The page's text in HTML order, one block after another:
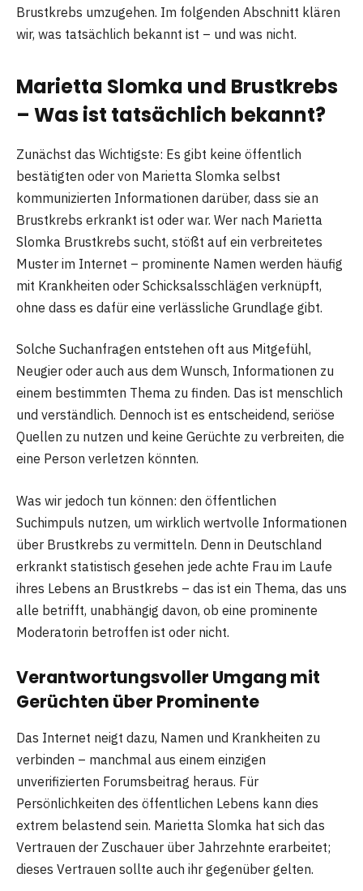
Brustkrebs umzugehen. Im folgenden Abschnitt klären
wir, was tatsächlich bekannt ist – und was nicht.
Marietta Slomka und Brustkrebs
– Was ist tatsächlich bekannt?
Zunächst das Wichtigste: Es gibt keine öffentlich
bestätigten oder von Marietta Slomka selbst
kommunizierten Informationen darüber, dass sie an
Brustkrebs erkrankt ist oder war. Wer nach Marietta
Slomka Brustkrebs sucht, stößt auf ein verbreitetes
Muster im Internet – prominente Namen werden häufig
mit Krankheiten oder Schicksalsschlägen verknüpft,
ohne dass es dafür eine verlässliche Grundlage gibt.
Solche Suchanfragen entstehen oft aus Mitgefühl,
Neugier oder auch aus dem Wunsch, Informationen zu
einem bestimmten Thema zu finden. Das ist menschlich
und verständlich. Dennoch ist es entscheidend, seriöse
Quellen zu nutzen und keine Gerüchte zu verbreiten, die
eine Person verletzen könnten.
Was wir jedoch tun können: den öffentlichen
Suchimpuls nutzen, um wirklich wertvolle Informationen
über Brustkrebs zu vermitteln. Denn in Deutschland
erkrankt statistisch gesehen jede achte Frau im Laufe
ihres Lebens an Brustkrebs – das ist ein Thema, das uns
alle betrifft, unabhängig davon, ob eine prominente
Moderatorin betroffen ist oder nicht.
Verantwortungsvoller Umgang mit
Gerüchten über Prominente
Das Internet neigt dazu, Namen und Krankheiten zu
verbinden – manchmal aus einem einzigen
unverifizierten Forumsbeitrag heraus. Für
Persönlichkeiten des öffentlichen Lebens kann dies
extrem belastend sein. Marietta Slomka hat sich das
Vertrauen der Zuschauer über Jahrzehnte erarbeitet;
dieses Vertrauen sollte auch ihr gegenüber gelten.